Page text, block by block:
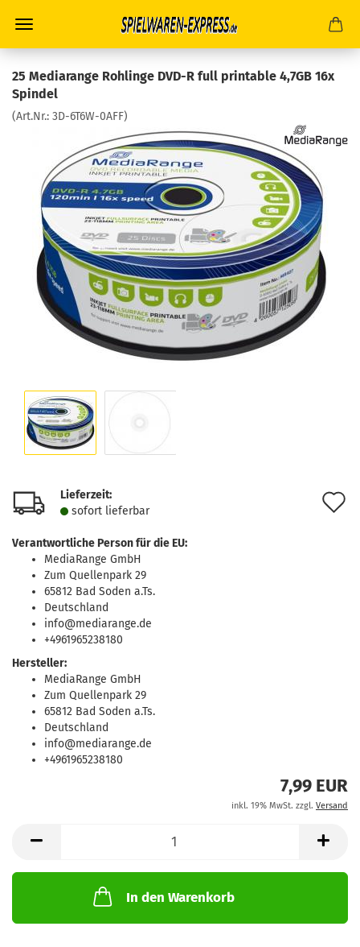
25 Mediarange Rohlinge DVD-R full printable 4,7GB 16x
Spindel
(Art.Nr.: 3D-6T6W-0AFF)
Lieferzeit:
sofort lie­fer­bar
Verantwortliche Person für die EU:
MediaRange GmbH
Zum Quellenpark 29
65812 Bad Soden a.Ts.
Deutschland
info@mediarange.de
+4961965238180
Hersteller:
MediaRange GmbH
Zum Quellenpark 29
65812 Bad Soden a.Ts.
Deutschland
info@mediarange.de
+4961965238180
7,99 EUR
inkl. 19% MwSt. zzgl. Versand
In den Warenkorb